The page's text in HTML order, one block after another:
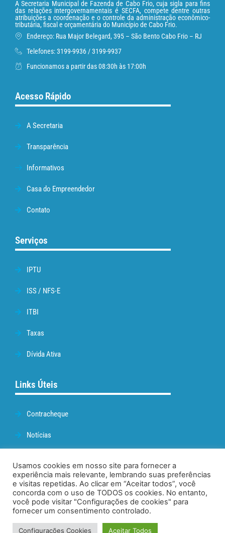
A Secretaria Municipal de Fazenda de Cabo Frio, cuja sigla para fins
das relações intergovernamentais é SECFA, compete dentre outras
atribuições a coordenação e o controle da administração econômico-
tributária, fiscal e orçamentária do Município de Cabo Frio.
Endereço: Rua Major Belegard, 395 – São Bento Cabo Frio – RJ
Telefones: 3199-9936 / 3199-9937
Funcionamos a partir das 08:30h às 17:00h
Acesso Rápido
A Secretaria
Transparência
Informativos
Casa do Empreendedor
Contato
Serviços
IPTU
ISS / NFS-E
ITBI
Taxas
Dívida Ativa
Links Úteis
Contracheque
Notícias
Webmail
Administração
Usamos cookies em nosso site para fornecer a
experiência mais relevante, lembrando suas preferências
e visitas repetidas. Ao clicar em “Aceitar todos”, você
concorda com o uso de TODOS os cookies. No entanto,
você pode visitar "Configurações de cookies" para
fornecer um consentimento controlado.
Configurações Cookies Aceitar Todos